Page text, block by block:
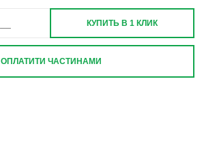
КУПИТЬ В 1 КЛИК
ОПЛАТИТИ ЧАСТИНАМИ